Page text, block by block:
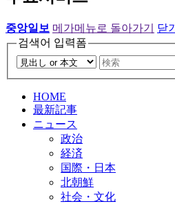
중앙일보 메가메뉴로 돌아가기
닫기
검색어 입력폼
HOME
最新記事
ニュース
政治
経済
国際・日本
北朝鮮
社会・文化